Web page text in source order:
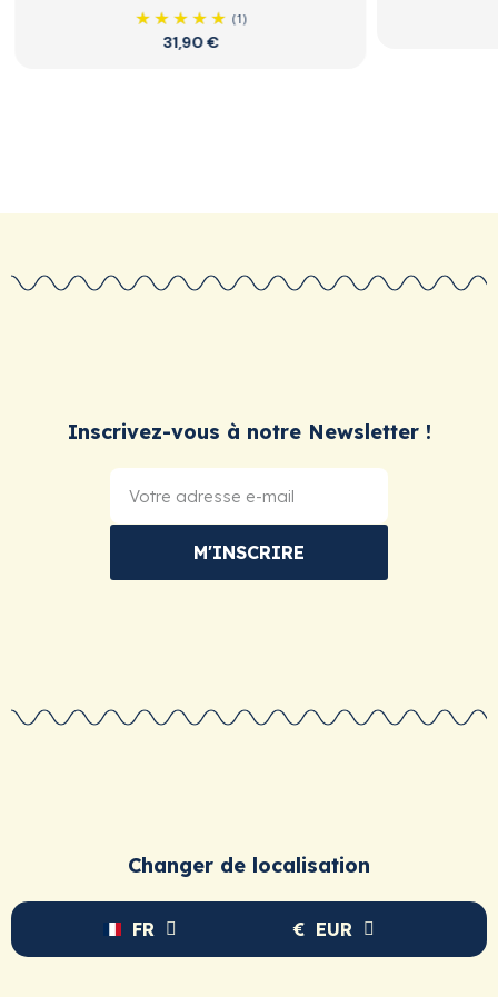
(1)
31,90 €
Inscrivez-vous à notre Newsletter !
M'INSCRIRE
Changer de localisation
FR € EUR